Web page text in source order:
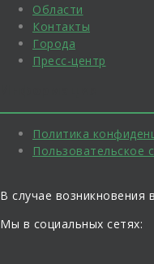
Области
Контакты
Города
Пресс-центр
Политика
Пользовательское
В случае
Мы в социальных сетях: